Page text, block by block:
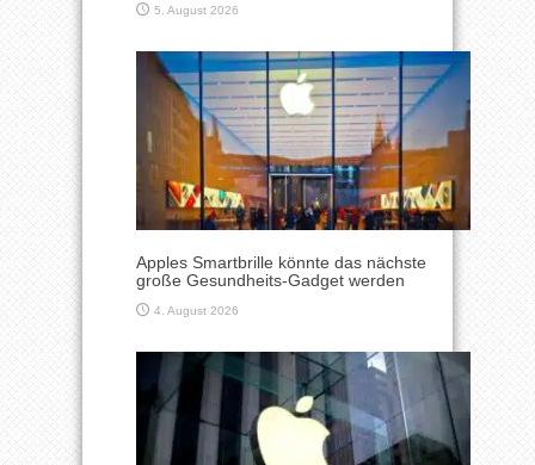
5. August 2026
Apples Smartbrille könnte das nächste
große Gesundheits-Gadget werden
4. August 2026